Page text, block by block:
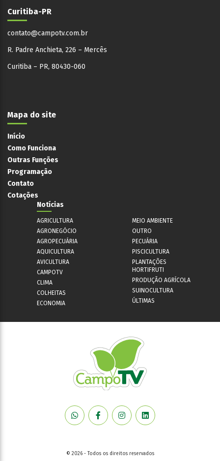
Curitiba-PR
contato@campotv.com.br
R. Padre Anchieta, 226 – Mercês
Curitiba – PR, 80430-060
Mapa do site
Início
Como Funciona
Outras Funções
Programação
Contato
Cotações
Notícias
AGRICULTURA
AGRONEGÓCIO
AGROPECUÁRIA
AQUICULTURA
AVICULTURA
CAMPOTV
CLIMA
COLHEITAS
ECONOMIA
MEIO AMBIENTE
OUTRO
PECUÁRIA
PISCICULTURA
PLANTAÇÕES
HORTIFRUTI
PRODUÇÃO AGRÍCOLA
SUINOCULTURA
ÚLTIMAS
© 2026 - Todos os direitos reservados